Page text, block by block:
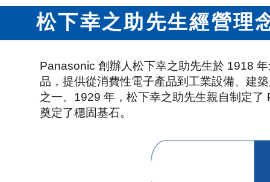
松下幸之助先生經營理
Panasonic 創辦人松下幸之助先生於 1918
品，提供從消費性電子產品到工業設備、建
之一。1929 年，松下幸之助先生親自制定
奠定了穩固基石。